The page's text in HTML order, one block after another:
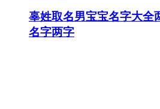
辜姓取名男宝宝名字大全
名字两字